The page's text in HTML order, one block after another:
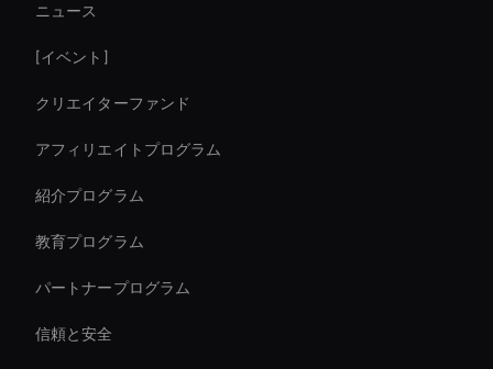
Real-Time Ai Video
Holographic Avatar For Retail Stores
Ai Agent For Automation
ニュース
[イベント]
クリエイターファンド
アフィリエイトプログラム
紹介プログラム
教育プログラム
パートナープログラム
信頼と安全